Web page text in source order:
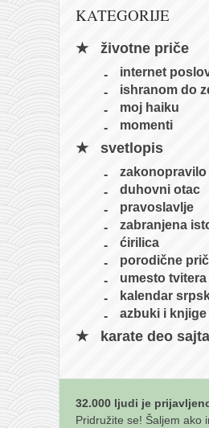
fotke
KATEGORIJE
životne priče
internet
ishranom do
moj haiku
momenti
svetlopis
zakonopravilo
duhovni otac
pravoslavlje
zabranjena
ćirilica
porodične
umesto tvitera
kalendar
azbuki i knjige
karate deo sajta
32.000 ljudi je
Pridružite se! Šaljem ako